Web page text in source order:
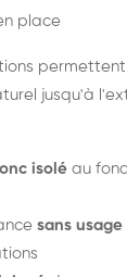
place
jusqu'à
isolé au
sans